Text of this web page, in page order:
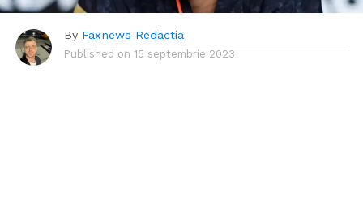
By Faxnews Redactia
Published on 15 septembrie 2023